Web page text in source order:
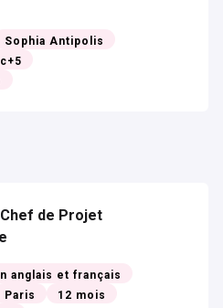
Sophia Antipolis
de Projet
anglais et français
Paris
12 mois